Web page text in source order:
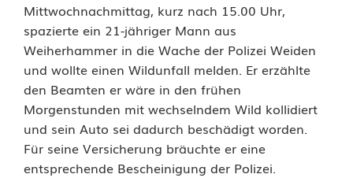
u
c
h
t
e
r
Mittwochnachmittag, kurz nach 15.00 Uhr,
spazierte ein 21-jähriger Mann aus
Weiherhammer in die Wache der Polizei Weiden
und wollte einen Wildunfall melden. Er erzählte
den Beamten er wäre in den frühen
Morgenstunden mit wechselndem Wild kollidiert
und sein Auto sei dadurch beschädigt worden.
Für seine Versicherung bräuchte er eine
entsprechende Bescheinigung der Polizei.